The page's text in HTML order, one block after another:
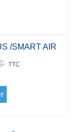
/SMART AIR
TTC